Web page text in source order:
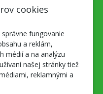
cookies
fungovanie
a reklám,
médií a na analýzu
našej stránky tiež
reklamnými a
necestou